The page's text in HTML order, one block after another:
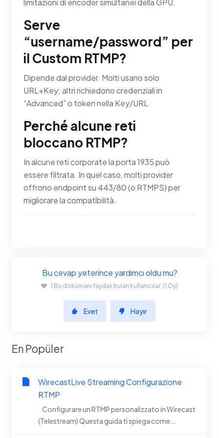
limitazioni di encoder simultanei della GPU.
Serve
“username/password” per
il Custom RTMP?
Dipende dal provider. Molti usano solo
URL+Key; altri richiedono credenziali in
“Advanced” o token nella Key/URL.
Perché alcune reti
bloccano RTMP?
In alcune reti corporate la porta 1935 può
essere filtrata. In quel caso, molti provider
offrono endpoint su 443/80 (o RTMPS) per
migliorare la compatibilità.
Bu cevap yeterince yardımcı oldu mu?
1 Bu dökümanı faydalı bulan kullanıcılar: (1 Oy)
Evet Hayır
En Popüler
WirecastLive Streaming Configurazione
RTMP
Configurare un RTMP personalizzato in Wirecast
(Telestream) Questa guida ti spiega come...